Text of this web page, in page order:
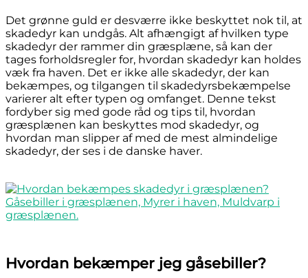
Det grønne guld er desværre ikke beskyttet nok til, at
skadedyr kan undgås. Alt afhængigt af hvilken type
skadedyr der rammer din græsplæne, så kan der
tages forholdsregler for, hvordan skadedyr kan holdes
væk fra haven. Det er ikke alle skadedyr, der kan
bekæmpes, og tilgangen til skadedyrsbekæmpelse
varierer alt efter typen og omfanget. Denne tekst
fordyber sig med gode råd og tips til, hvordan
græsplænen kan beskyttes mod skadedyr, og
hvordan man slipper af med de mest almindelige
skadedyr, der ses i de danske haver.
Hvordan bekæmper jeg gåsebiller?